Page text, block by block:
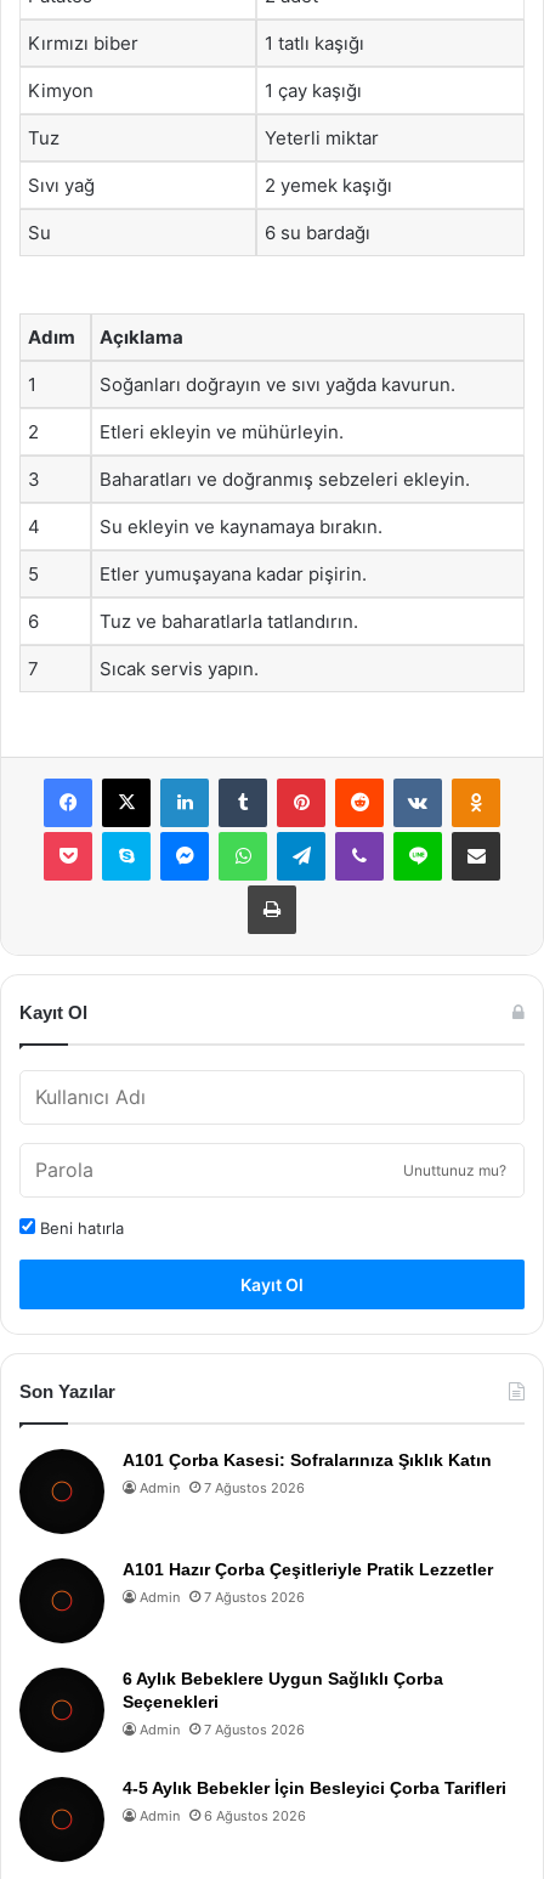
Kırmızı biber 1 tatlı kaşığı
Kimyon 1 çay kaşığı
Tuz Yeterli miktar
Sıvı yağ 2 yemek kaşığı
Su 6 su bardağı
Adım Açıklama
1 Soğanları doğrayın ve sıvı yağda kavurun.
2 Etleri ekleyin ve mühürleyin.
3 Baharatları ve doğranmış sebzeleri ekleyin.
4 Su ekleyin ve kaynamaya bırakın.
5 Etler yumuşayana kadar pişirin.
6 Tuz ve baharatlarla tatlandırın.
7 Sıcak servis yapın.
Facebook
X LinkedInTumblr PinterestReddit VKontakte
Pocket Skype MessengerWhatsAppTelegramViber Line E-Posta ile
Yazdır
Kayıt Ol
Unuttunuz mu?
Beni hatırla
Kayıt Ol
Son Yazılar
A101 Çorba Kasesi: Sofralarınıza Şıklık Katın
Admin 7 Ağustos 2026
A101 Hazır Çorba Çeşitleriyle Pratik Lezzetler
Admin 7 Ağustos 2026
6 Aylık Bebeklere Uygun Sağlıklı Çorba
Seçenekleri
Admin 7 Ağustos 2026
4-5 Aylık Bebekler İçin Besleyici Çorba Tarifleri
Admin 6 Ağustos 2026